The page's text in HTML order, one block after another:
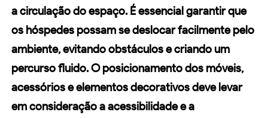
a circulação do espaço. É essencial garantir que
os hóspedes possam se deslocar facilmente pelo
ambiente, evitando obstáculos e criando um
percurso fluido. O posicionamento dos móveis,
acessórios e elementos decorativos deve levar
em consideração a acessibilidade e a